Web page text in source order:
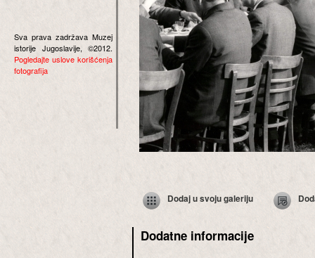
Sva prava zadržava Muzej
istorije Jugoslavije, ©2012.
Pogledajte uslove korišćenja
fotografija
Dodaj u svoju galeriju
Dodatne informacije